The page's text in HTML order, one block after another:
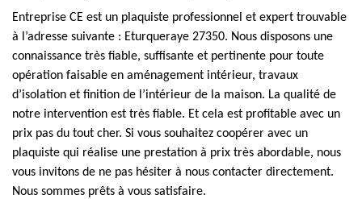
Entreprise CE est un plaquiste professionnel et expert trouvable
à l’adresse suivante : Eturqueraye 27350. Nous disposons une
connaissance très fiable, suffisante et pertinente pour toute
opération faisable en aménagement intérieur, travaux
d’isolation et finition de l’intérieur de la maison. La qualité de
notre intervention est très fiable. Et cela est profitable avec un
prix pas du tout cher. Si vous souhaitez coopérer avec un
plaquiste qui réalise une prestation à prix très abordable, nous
vous invitons de ne pas hésiter à nous contacter directement.
Nous sommes prêts à vous satisfaire.